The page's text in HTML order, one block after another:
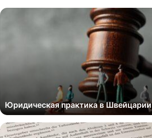
Юридическая практика в Швейцарии